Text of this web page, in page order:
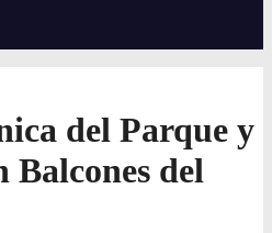
del Parque y
Balcones del